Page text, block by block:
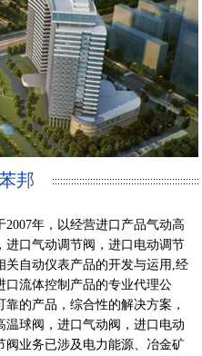
邦
年，以经营进口产品气动高
进口气动调节阀，进口电动调节
关自动仪表产品的开发与运用,经
口流体控制产品的专业代理公
的产品，综合性的解决方案，
球阀，进口气动阀，进口电动
阀业务已涉及电力能源、冶金矿